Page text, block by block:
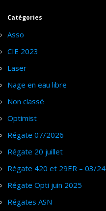
Catégories
Asso
CIE 2023
Laser
Nage en eau libre
Non classé
Optimist
Régate 07/2026
Régate 20 juillet
Régate 420 et 29ER – 03/24
Régate Opti juin 2025
Régates ASN